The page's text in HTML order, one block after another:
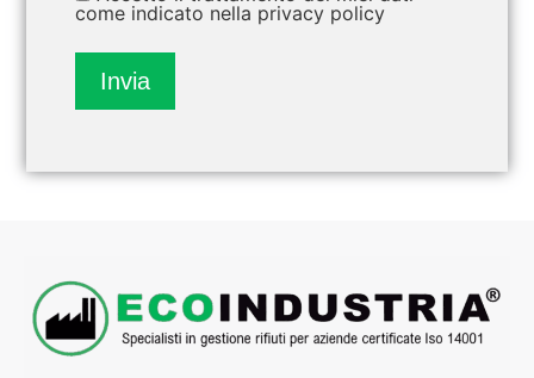
come indicato nella privacy policy
Invia